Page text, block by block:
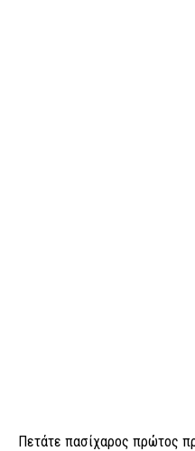
Πετάτε πασίχαρος πρώτος